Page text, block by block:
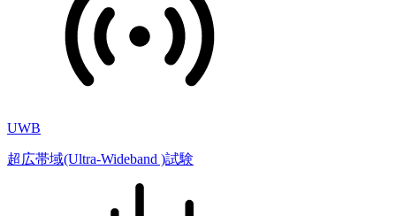
UWB
超広帯域(Ultra-Wideband )試験